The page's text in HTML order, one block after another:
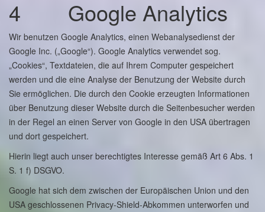
4 Google Analytics
Wir benutzen Google Analytics, einen Webanalysedienst der
Google Inc. („Google“). Google Analytics verwendet sog.
„Cookies“, Textdateien, die auf Ihrem Computer gespeichert
werden und die eine Analyse der Benutzung der Website durch
Sie ermöglichen. Die durch den Cookie erzeugten Informationen
über Benutzung dieser Website durch die Seitenbesucher werden
in der Regel an einen Server von Google in den USA übertragen
und dort gespeichert.
Hierin liegt auch unser berechtigtes Interesse gemäß Art 6 Abs. 1
S. 1 f) DSGVO.
Google hat sich dem zwischen der Europäischen Union und den
USA geschlossenen Privacy-Shield-Abkommen unterworfen und